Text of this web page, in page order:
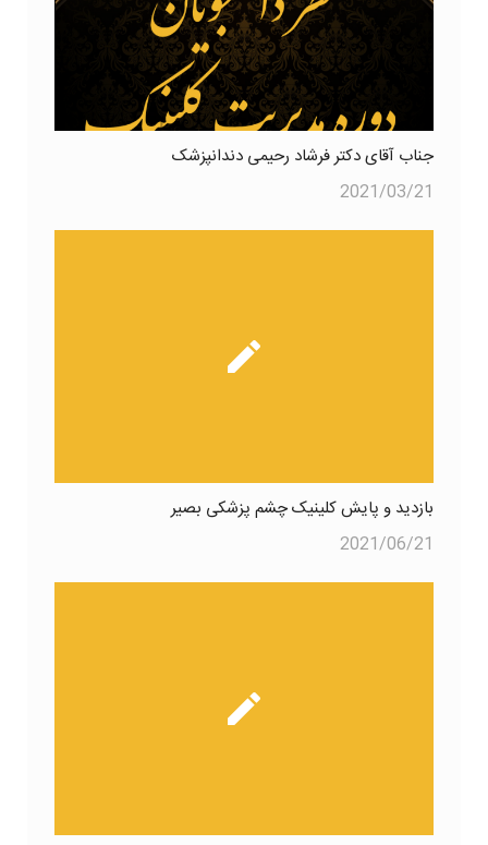
جناب آقای دکتر فرشاد رحیمی دندانپزشک
2021/03/21
بازدید و پایش کلینیک چشم پزشکی بصیر
2021/06/21